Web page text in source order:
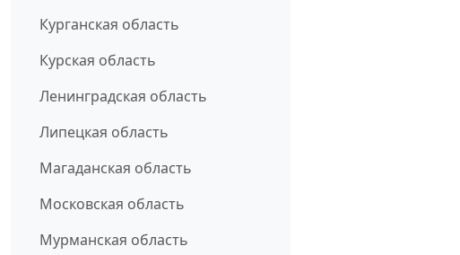
Курганская область
Курская область
Ленинградская область
Липецкая область
Магаданская область
Московская область
Мурманская область